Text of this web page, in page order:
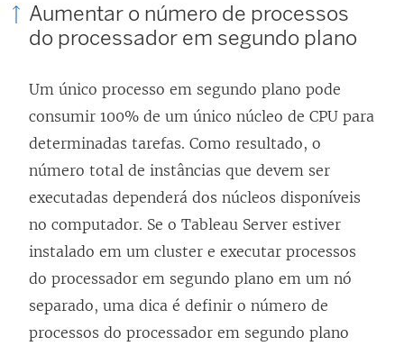
Aumentar o número de processos
do processador em segundo plano
Um único processo em segundo plano pode
consumir 100% de um único núcleo de CPU para
determinadas tarefas. Como resultado, o
número total de instâncias que devem ser
executadas dependerá dos núcleos disponíveis
no computador. Se o Tableau Server estiver
instalado em um cluster e executar processos
do processador em segundo plano em um nó
separado, uma dica é definir o número de
processos do processador em segundo plano